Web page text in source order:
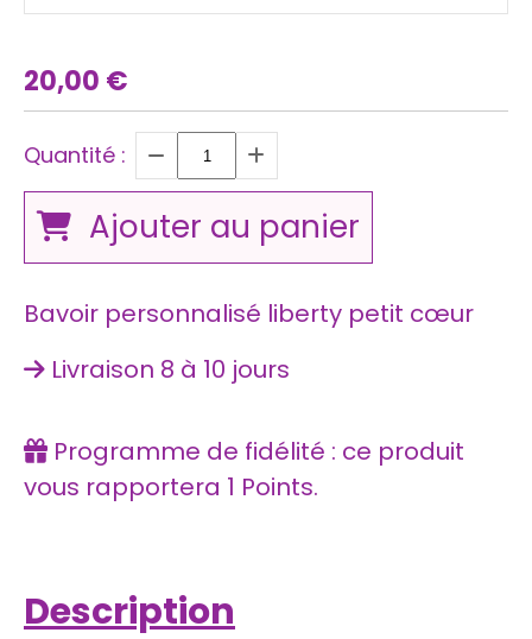
20,00 €
Quantité :
Ajouter au panier
Bavoir personnalisé liberty petit cœur
Livraison 8 à 10 jours
Programme de fidélité : ce produit
vous rapportera 1 Points.
Description